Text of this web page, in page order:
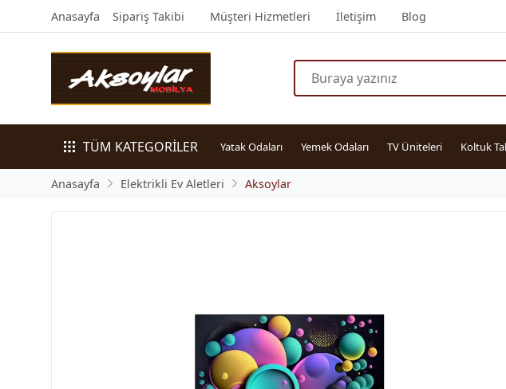
Anasayfa Sipariş Takibi Müşteri Hizmetleri İletişim Blog
TÜM KATEGORİLER Yatak Odaları Yemek Odaları TV Üniteleri Koltuk
Anasayfa Elektrikli Ev Aletleri Aksoylar